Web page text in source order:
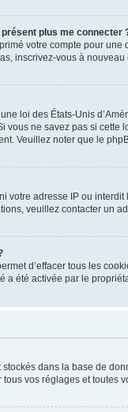
plus me connecter
votre compte pour
inscrivez-vous à
loi des États-Unis
vous ne savez pas si
Veuillez noter que le
votre adresse IP ou
veuillez contacter un
d’effacer tous les
a été activée par le
dans la base de
vos réglages et toutes